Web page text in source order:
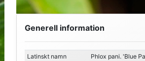
Generell information
Latinskt namn
Phlox pani. 'Blue